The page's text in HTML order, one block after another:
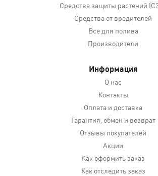
Средства защиты растений
Средства от вредителей
Все для полива
Производители
Информация
О нас
Контакты
Оплата и доставка
Гарантия, обмен и возврат
Отзывы покупателей
Акции
Как оформить заказ
Как отследить заказ